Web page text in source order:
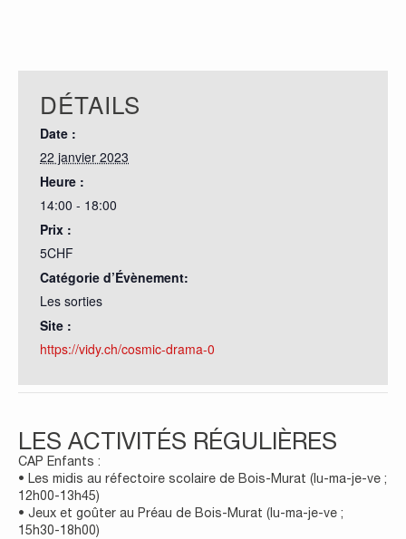
DÉTAILS
Date :
22 janvier 2023
Heure :
14:00 - 18:00
Prix :
5CHF
Catégorie d’Évènement:
Les sorties
Site :
https://vidy.ch/cosmic-drama-0
LES ACTIVITÉS RÉGULIÈRES
CAP Enfants :
• Les midis au réfectoire scolaire de Bois-Murat (lu-ma-je-ve ;
12h00-13h45)
• Jeux et goûter au Préau de Bois-Murat (lu-ma-je-ve ;
15h30-18h00)